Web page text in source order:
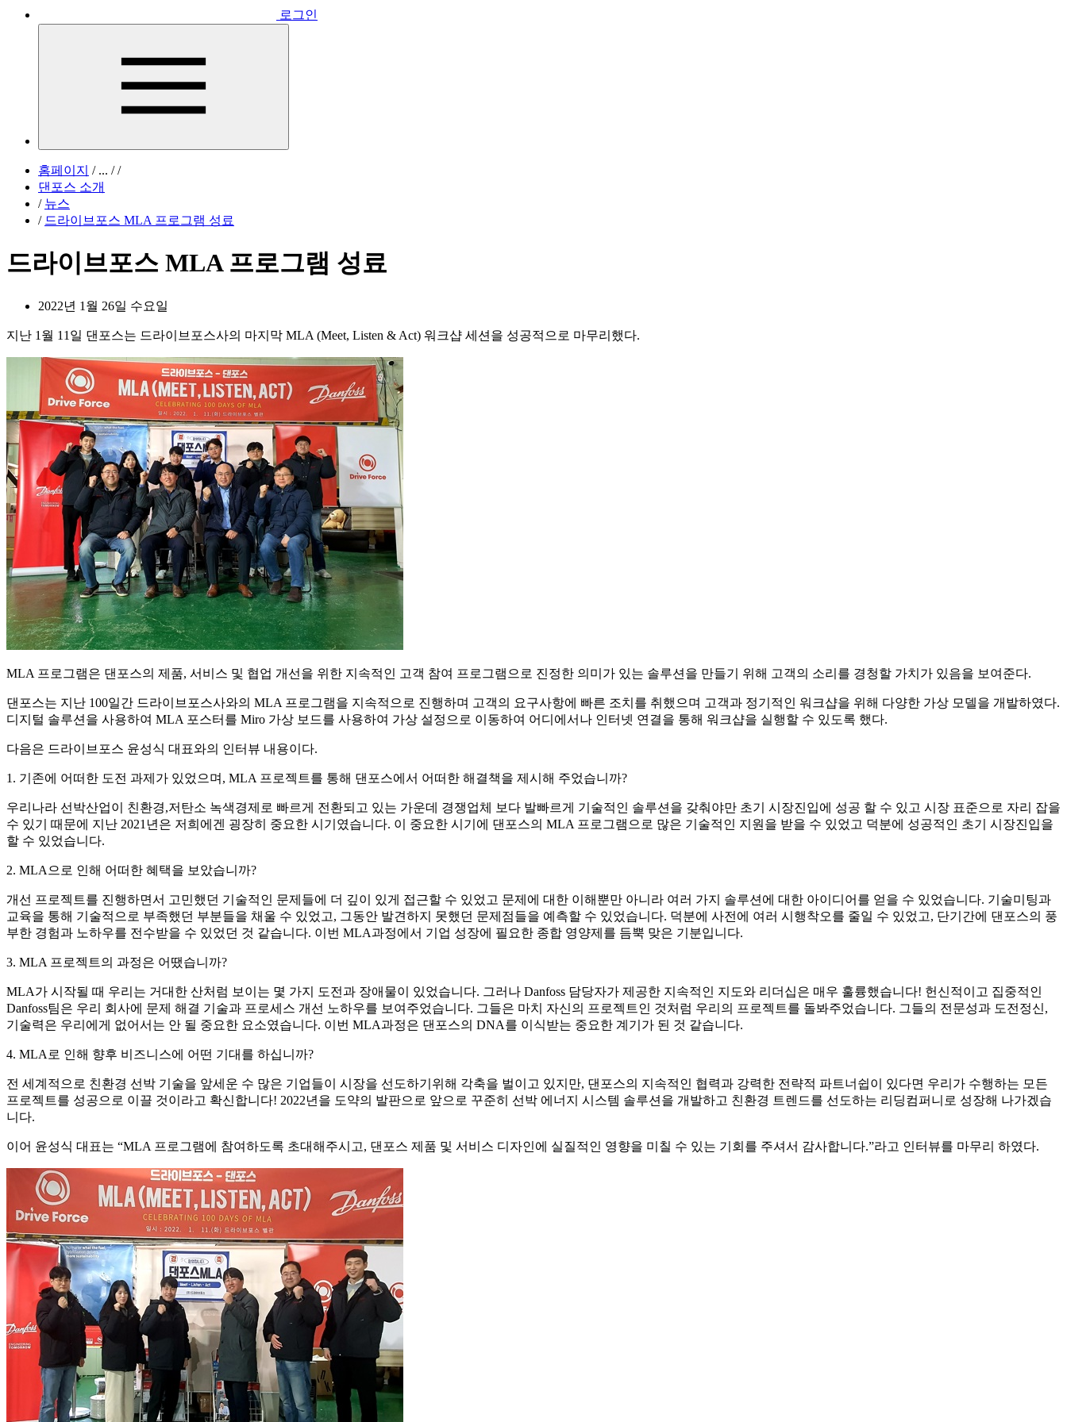
로그인
홈페이지 /... / /
댄포스 소개
/ 뉴스
/ 드라이브포스 MLA 프로그램 성료
드라이브포스 MLA 프로그램 성료
2022년 1월 26일 수요일
지난 1월 11일 댄포스는 드라이브포스사의 마지막 MLA (Meet, Listen & Act) 워크샵 세션을 성공적으로 마무리했다.
MLA 프로그램은 댄포스의 제품, 서비스 및 협업 개선을 위한 지속적인 고객 참여 프로그램으로 진정한 의미가 있는 솔루션을 만들기 위해 고객의 소리를 경청할 가치가 있음을 보여준다.
댄포스는 지난 100일간 드라이브포스사와의 MLA 프로그램을 지속적으로 진행하며 고객의 요구사항에 빠른 조치를 취했으며 고객과 정기적인 워크샵을 위해 다양한 가상 모델을 개발하였다.
디지털 솔루션을 사용하여 MLA 포스터를 Miro 가상 보드를 사용하여 가상 설정으로 이동하여 어디에서나 인터넷 연결을 통해 워크샵을 실행할 수 있도록 했다.
다음은 드라이브포스 윤성식 대표와의 인터뷰 내용이다.
1. 기존에 어떠한 도전 과제가 있었으며, MLA 프로젝트를 통해 댄포스에서 어떠한 해결책을 제시해 주었습니까?
우리나라 선박산업이 친환경,저탄소 녹색경제로 빠르게 전환되고 있는 가운데 경쟁업체 보다 발빠르게 기술적인 솔루션을 갖춰야만 초기 시장진입에 성공 할 수 있고 시장 표준으로 자리 잡을
수 있기 때문에 지난 2021년은 저희에겐 굉장히 중요한 시기였습니다. 이 중요한 시기에 댄포스의 MLA 프로그램으로 많은 기술적인 지원을 받을 수 있었고 덕분에 성공적인 초기 시장진입을
할 수 있었습니다.
2. MLA으로 인해 어떠한 혜택을 보았습니까?
개선 프로젝트를 진행하면서 고민했던 기술적인 문제들에 더 깊이 있게 접근할 수 있었고 문제에 대한 이해뿐만 아니라 여러 가지 솔루션에 대한 아이디어를 얻을 수 있었습니다. 기술미팅과
교육을 통해 기술적으로 부족했던 부분들을 채울 수 있었고, 그동안 발견하지 못했던 문제점들을 예측할 수 있었습니다. 덕분에 사전에 여러 시행착오를 줄일 수 있었고, 단기간에 댄포스의 풍
부한 경험과 노하우를 전수받을 수 있었던 것 같습니다. 이번 MLA과정에서 기업 성장에 필요한 종합 영양제를 듬뿍 맞은 기분입니다.
3. MLA 프로젝트의 과정은 어땠습니까?
MLA가 시작될 때 우리는 거대한 산처럼 보이는 몇 가지 도전과 장애물이 있었습니다. 그러나 Danfoss 담당자가 제공한 지속적인 지도와 리더십은 매우 훌륭했습니다! 헌신적이고 집중적인
Danfoss팀은 우리 회사에 문제 해결 기술과 프로세스 개선 노하우를 보여주었습니다. 그들은 마치 자신의 프로젝트인 것처럼 우리의 프로젝트를 돌봐주었습니다. 그들의 전문성과 도전정신,
기술력은 우리에게 없어서는 안 될 중요한 요소였습니다. 이번 MLA과정은 댄포스의 DNA를 이식받는 중요한 계기가 된 것 같습니다.
4. MLA로 인해 향후 비즈니스에 어떤 기대를 하십니까?
전 세계적으로 친환경 선박 기술을 앞세운 수 많은 기업들이 시장을 선도하기위해 각축을 벌이고 있지만, 댄포스의 지속적인 협력과 강력한 전략적 파트너쉽이 있다면 우리가 수행하는 모든
프로젝트를 성공으로 이끌 것이라고 확신합니다! 2022년을 도약의 발판으로 앞으로 꾸준히 선박 에너지 시스템 솔루션을 개발하고 친환경 트렌드를 선도하는 리딩컴퍼니로 성장해 나가겠습
니다.
이어 윤성식 대표는 “MLA 프로그램에 참여하도록 초대해주시고, 댄포스 제품 및 서비스 디자인에 실질적인 영향을 미칠 수 있는 기회를 주셔서 감사합니다.”라고 인터뷰를 마무리 하였다.